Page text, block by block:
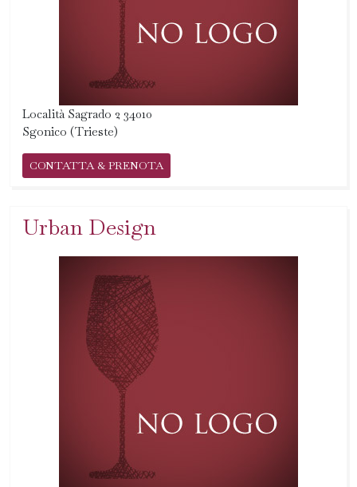
Località Sagrado 2 34010
Sgonico (Trieste)
CONTATTA & PRENOTA
Urban Design